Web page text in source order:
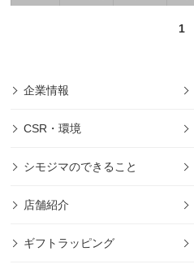
1
企業情報
CSR・環境
シモジマのできること
店舗紹介
ギフトラッピング